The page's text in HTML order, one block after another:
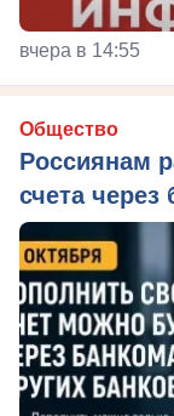
вчера в 14:55
Общество
Россиянам
счета через